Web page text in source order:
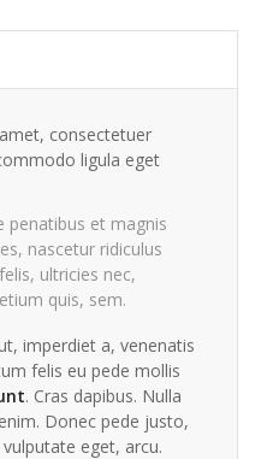
consectetuer
ligula eget
penatibus et magnis
nascetur ridiculus
ultricies nec,
quis, sem.
imperdiet a, venenatis
felis eu pede mollis
. Cras dapibus. Nulla
Donec pede justo,
eget, arcu.